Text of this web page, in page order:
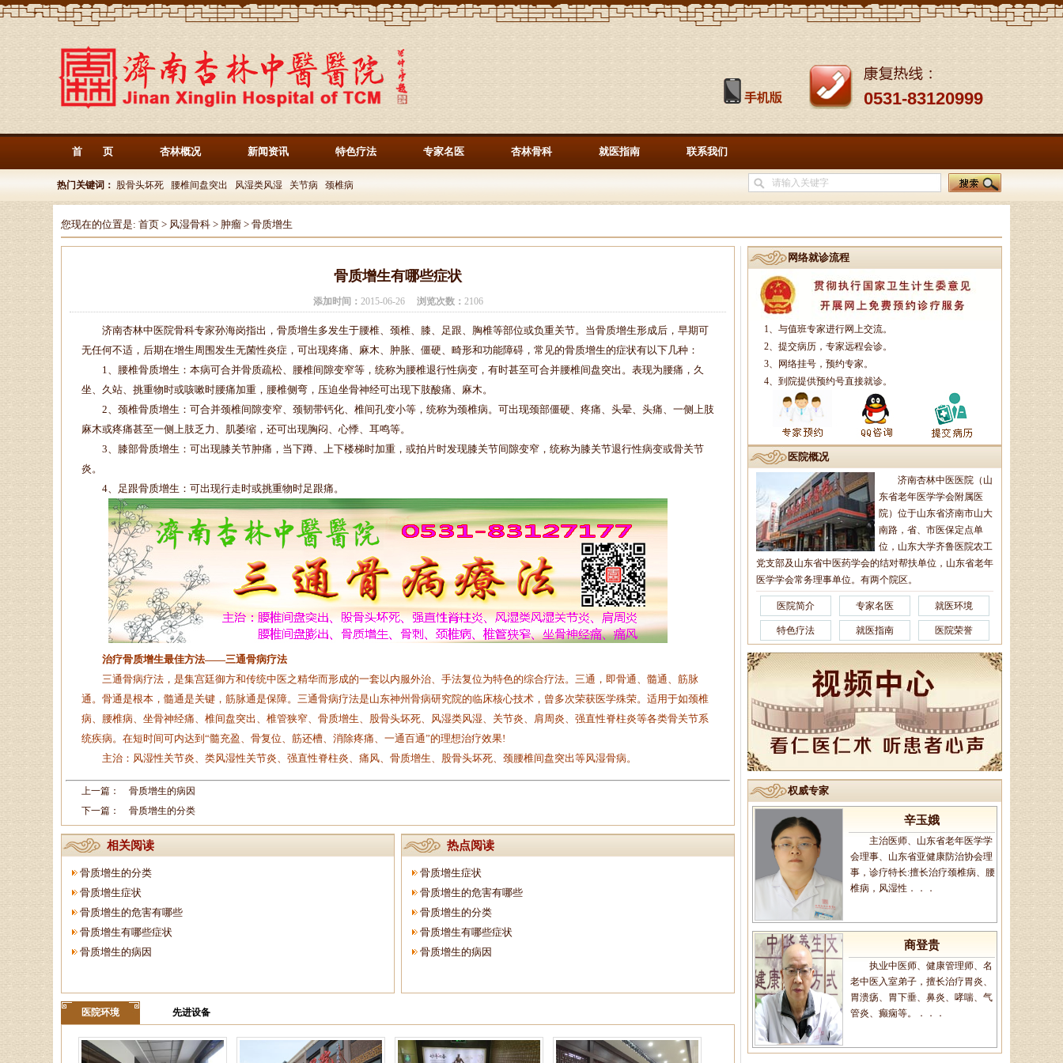
0531-83120999
首 页 杏林概况 新闻资讯 特色疗法 专家名医 杏林骨科 就医指南 联系我们
热门关键词： 股骨头坏死 腰椎间盘突出 风湿类风湿 关节病 颈椎病
您现在的位置是: 首页 > 风湿骨科 > 肿瘤 > 骨质增生
骨质增生有哪些症状
添加时间： 2015-06-26 浏览次数： 2106
济南杏林中医院骨科专家孙海岗指出，骨质增生多发生于腰椎、颈椎、膝、足跟、胸椎等部位或负重关节。当骨质增生形成后，早期可
无任何不适，后期在增生周围发生无菌性炎症，可出现疼痛、麻木、肿胀、僵硬、畸形和功能障碍，常见的骨质增生的症状有以下几种：
1、腰椎骨质增生：本病可合并骨质疏松、腰椎间隙变窄等，统称为腰椎退行性病变，有时甚至可合并腰椎间盘突出。表现为腰痛，久
坐、久站、挑重物时或咳嗽时腰痛加重，腰椎侧弯，压迫坐骨神经可出现下肢酸痛、麻木。
2、颈椎骨质增生：可合并颈椎间隙变窄、颈韧带钙化、椎间孔变小等，统称为颈椎病。可出现颈部僵硬、疼痛、头晕、头痛、一侧上肢
麻木或疼痛甚至一侧上肢乏力、肌萎缩，还可出现胸闷、心悸、耳鸣等。
3、膝部骨质增生：可出现膝关节肿痛，当下蹲、上下楼梯时加重，或拍片时发现膝关节间隙变窄，统称为膝关节退行性病变或骨关节
炎。
4、足跟骨质增生：可出现行走时或挑重物时足跟痛。
治疗骨质增生最佳方法——三通骨病疗法
三通骨病疗法，是集宫廷御方和传统中医之精华而形成的一套以内服外治、手法复位为特色的综合疗法。三通，即骨通、髓通、筋脉
通。骨通是根本，髓通是关键，筋脉通是保障。三通骨病疗法是山东神州骨病研究院的临床核心技术，曾多次荣获医学殊荣。适用于如颈椎
病、腰椎病、坐骨神经痛、椎间盘突出、椎管狭窄、骨质增生、股骨头坏死、风湿类风湿、关节炎、肩周炎、强直性脊柱炎等各类骨关节系
统疾病。在短时间可内达到“髓充盈、骨复位、筋还槽、消除疼痛、一通百通”的理想治疗效果!
主治：风湿性关节炎、类风湿性关节炎、强直性脊柱炎、痛风、骨质增生、股骨头坏死、颈腰椎间盘突出等风湿骨病。
上一篇： 骨质增生的病因
下一篇： 骨质增生的分类
相关阅读
骨质增生的分类
骨质增生症状
骨质增生的危害有哪些
骨质增生有哪些症状
骨质增生的病因
热点阅读
骨质增生症状
骨质增生的危害有哪些
骨质增生的分类
骨质增生有哪些症状
骨质增生的病因
医院环境 先进设备
网络就诊流程
1、与值班专家进行网上交流。
2、提交病历，专家远程会诊。
3、网络挂号，预约专家。
4、到院提供预约号直接就诊。
医院概况
济南杏林中医医院（山
东省老年医学学会附属医
院）位于山东省济南市山大
南路，省、市医保定点单
位，山东大学齐鲁医院农工
党支部及山东省中医药学会的结对帮扶单位，山东省老年
医学学会常务理事单位。有两个院区。
医院简介 专家名医 就医环境
特色疗法 就医指南 医院荣誉
权威专家
济南杏林中医医院院长、副主
任中医师、蔺氏三通正骨术非遗传
长、山东省老年医．．．
徐乐芳
中医副主任医师、骨病、风湿
病专家、中医妇科专家、山东省中
医学会风湿骨病专业委员会委员、
山东中医药学会．．．
杨润河
副主任中医师、济南市名中医
专家，擅长治疗颈肩腰腿痛：疼痛
麻木型颈椎病、眩晕型颈椎病、四
肢沉重型颈椎病．．．
李莹莹
主治医生、御医传人、健康管
理师，主治病种：1、微循环调
理：包括疲倦乏力、无食欲、消化
辛玉娥
主治医师、山东省老年医学学
会理事、山东省亚健康防治协会理
事，诊疗特长:擅长治疗颈椎病、腰
椎病，风湿性．．．
商登贵
执业中医师、健康管理师、名
老中医入室弟子，擅长治疗胃炎、
胃溃疡、胃下垂、鼻炎、哮喘、气
管炎、癫痫等。．．．